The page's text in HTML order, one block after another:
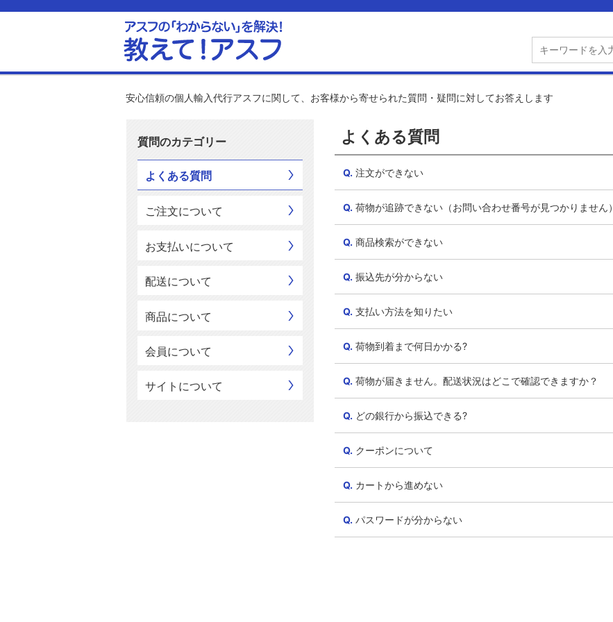
安心信頼の個人輸入代行アスフに関して、お客様から寄せられた質問・疑問に対してお答えします
よくある質問
注文ができない
荷物が追跡できない（お問い合わせ番号が見つかりません）
商品検索ができない
振込先が分からない
支払い方法を知りたい
荷物到着まで何日かかる?
荷物が届きません。配送状況はどこで確認できますか？
どの銀行から振込できる?
クーポンについて
カートから進めない
パスワードが分からない
質問のカテゴリー
よくある質問
ご注文について
お支払いについて
配送について
商品について
会員について
サイトについて